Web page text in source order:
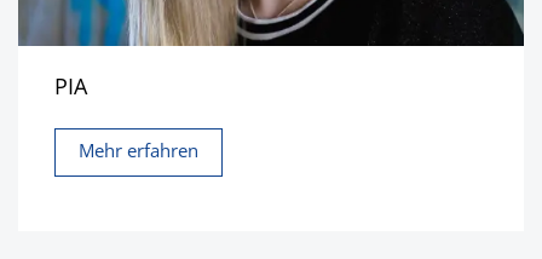
PIA
Mehr erfahren